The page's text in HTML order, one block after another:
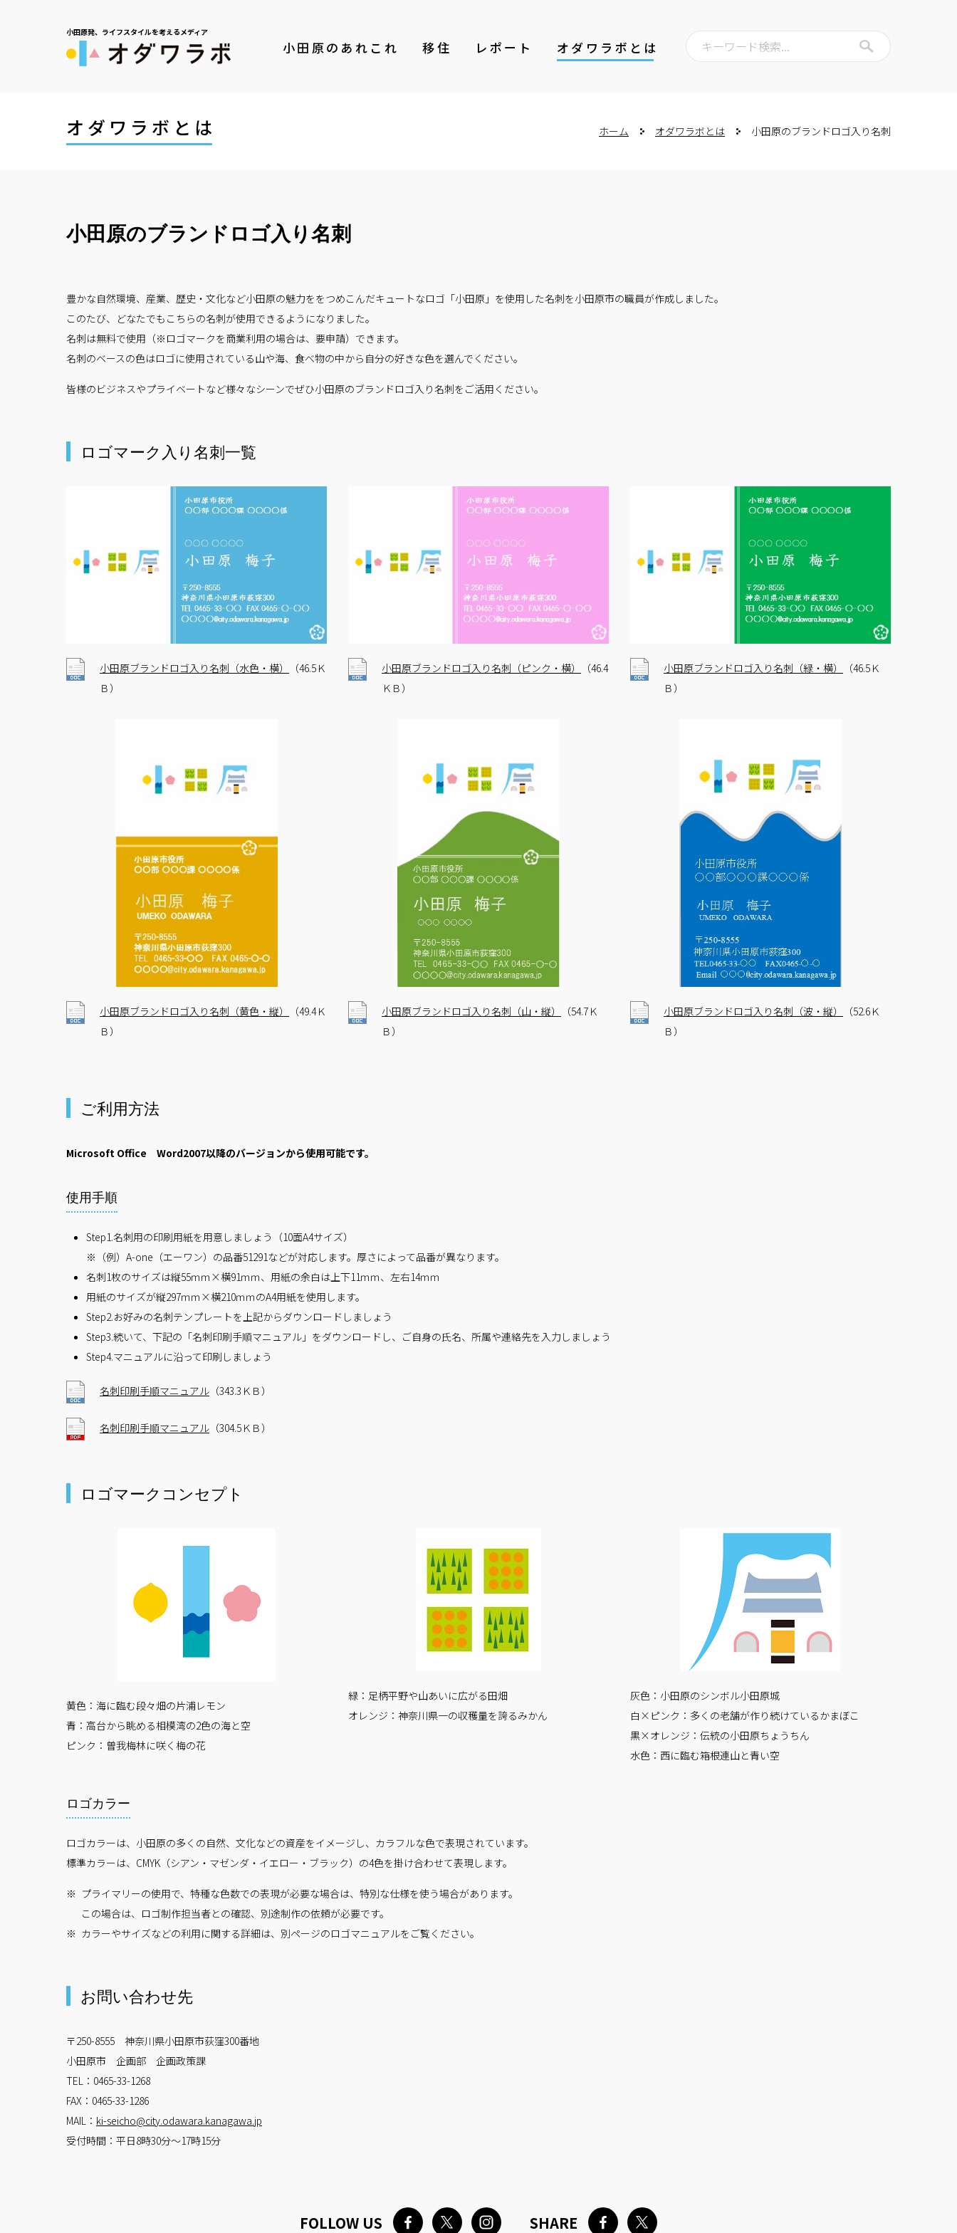
小田原発、ライフスタイルを考えるメディア
小田原のあれこれ 移住 レポート オダワラボとは キーワード検索...
オダワラボとは ホーム オダワラボとは 小田原のブランドロゴ入り名刺
小田原のブランドロゴ入り名刺
豊かな自然環境、産業、歴史・文化など小田原の魅力ををつめこんだキュートなロゴ「小田原」を使用した名刺を小田原市の職員が作成しました。
このたび、どなたでもこちらの名刺が使用できるようになりました。
名刺は無料で使用（※ロゴマークを商業利用の場合は、要申請）できます。
名刺のベースの色はロゴに使用されている山や海、食べ物の中から自分の好きな色を選んでください。
皆様のビジネスやプライベートなど様々なシーンでぜひ小田原のブランドロゴ入り名刺をご活用ください。
ロゴマーク入り名刺一覧
小田原ブランドロゴ入り名刺（水色・横）
（46.5Ｋ
Ｂ）
小田原ブランドロゴ入り名刺（ピンク・横）
（46.4
ＫＢ）
小田原ブランドロゴ入り名刺（緑・横）
（46.5Ｋ
Ｂ）
小田原ブランドロゴ入り名刺（黄色・縦）
（49.4Ｋ
Ｂ）
小田原ブランドロゴ入り名刺（山・縦）
（54.7Ｋ
Ｂ）
小田原ブランドロゴ入り名刺（波・縦）
（52.6Ｋ
Ｂ）
ご利用方法
Microsoft Office Word2007以降のバージョンから使用可能です。
使用手順
Step1.名刺用の印刷用紙を用意しましょう（10面A4サイズ）
※（例）A-one（エーワン）の品番51291などが対応します。厚さによって品番が異なります。
名刺1枚のサイズは縦55ｍｍ×横91ｍｍ、用紙の余白は上下11ｍｍ、左右14ｍｍ
用紙のサイズが縦297ｍｍ×横210ｍｍのA4用紙を使用します。
Step2.お好みの名刺テンプレートを上記からダウンロードしましょう
Step3.続いて、下記の「名刺印刷手順マニュアル」をダウンロードし、ご自身の氏名、所属や連絡先を入力しましょう
Step4.マニュアルに沿って印刷しましょう
名刺印刷手順マニュアル （343.3ＫＢ）
名刺印刷手順マニュアル （304.5ＫＢ）
ロゴマークコンセプト
黄色：海に臨む段々畑の片浦レモン
青：高台から眺める相模湾の2色の海と空
ピンク：曽我梅林に咲く梅の花
緑：足柄平野や山あいに広がる田畑
オレンジ：神奈川県一の収穫量を誇るみかん
灰色：小田原のシンボル小田原城
白×ピンク：多くの老舗が作り続けているかまぼこ
黒×オレンジ：伝統の小田原ちょうちん
水色：西に臨む箱根連山と青い空
ロゴカラー
ロゴカラーは、小田原の多くの自然、文化などの資産をイメージし、カラフルな色で表現されています。
標準カラーは、CMYK（シアン・マゼンダ・イエロー・ブラック）の4色を掛け合わせて表現します。
プライマリーの使用で、特種な色数での表現が必要な場合は、特別な仕様を使う場合があります。
この場合は、ロゴ制作担当者との確認、別途制作の依頼が必要です。
カラーやサイズなどの利用に関する詳細は、別ページのロゴマニュアルをご覧ください。
お問い合わせ先
〒250-8555 神奈川県小田原市荻窪300番地
小田原市 企画部 企画政策課
TEL：0465-33-1268
FAX：0465-33-1286
MAIL： ki-seicho@city.odawara.kanagawa.jp
受付時間：平日8時30分～17時15分
FOLLOW US SHARE